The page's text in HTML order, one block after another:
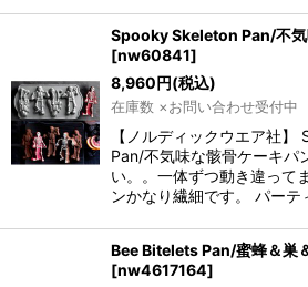
Spooky Skeleton Pan/不気
[nw60841]
8,960円(税込)
在庫数 ×お問い合わせ受付中
【ノルディックウエア社
Pan/不気味な骸骨ケーキパ
い。。一体ずつ動き違って
ンかなり繊細です。 パー
Bee Bitelets Pan/蜜蜂＆巣
[nw4617164]